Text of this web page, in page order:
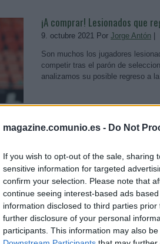
magazine.comunio.es - Do Not
If you wish to opt-out of the sale, sharing
sensitive information for targeted
confirm your selection. Please note that
continue seeing interest-based ads
information disclosed to third parties
further disclosure of your personal
participants. This information may also
¡A comprar! Lesionados que
9. octubre 2021 Por Jorge Antón
Son muchos los jugadores
competir tras el parón de
analizamos su posible regreso a
muscular
1. octubre 2021 Por
Pedri sufre una nueva lesión
Barcelona para enfrentarse al
última hora de la jornada 8 en